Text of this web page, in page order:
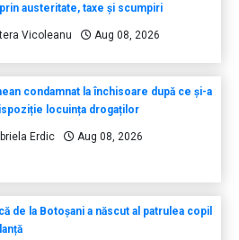
austeritate, taxe și scumpiri
Vicoleanu Aug 08, 2026
condamnat la închisoare după ce și-a
locuința drogaților
Erdic Aug 08, 2026
de la Botoșani a născut al patrulea copil